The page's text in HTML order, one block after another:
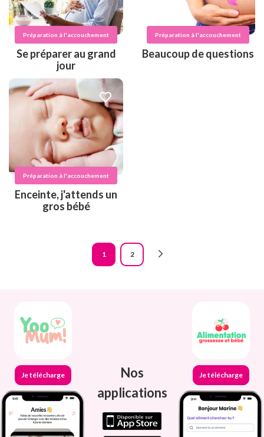
Préparation à l'accouchement
Se préparer au grand
jour
Préparation à l'accouchement
Beaucoup de questions
Préparation à l'accouchement
Enceinte, j'attends un
gros bébé
Page
courante
1 Page
2
Je télécharge
Nos
applications
Je télécharge